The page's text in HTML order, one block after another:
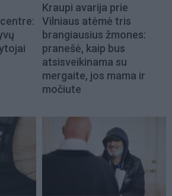
Kraupi avarija prie
Vilniaus atėmė tris
brangiausius žmones:
pranešė, kaip bus
atsisveikinama su
mergaite, jos mama ir
močiute